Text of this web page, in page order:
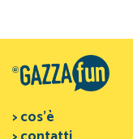
> cos'è